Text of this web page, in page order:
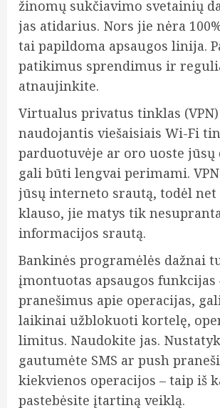
žinomų sukčiavimo svetainių
jas atidarius. Nors jie nėra
tai papildoma apsaugos linija.
patikimus sprendimus ir
atnaujinkite.
Virtualus privatus tinklas
naudojantis viešaisiais Wi-Fi
parduotuvėje ar oro uoste jūsų
gali būti lengvai perimami.
jūsų interneto srautą, todėl net
klauso, jie matys tik
informacijos srautą.
Bankinės programėlės dažnai
įmontuotas apsaugos funkcijas
pranešimus apie operacijas,
laikinai užblokuoti kortelę,
limitus. Naudokite jas.
gautumėte SMS ar push
kiekvienos operacijos – taip iš
pastebėsite įtartiną veiklą.